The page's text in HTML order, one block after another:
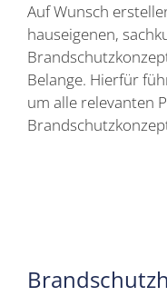
Auf Wunsch
hauseigenen,
Belange. Hierfür
um alle relevanten